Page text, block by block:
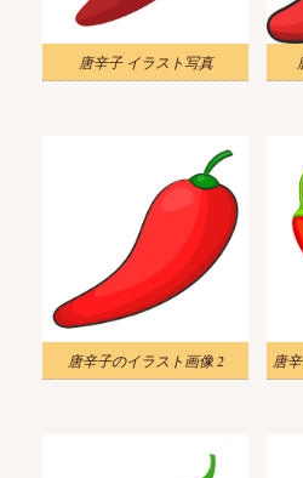
唐辛子 イラスト写真
唐辛子のイラスト画像 2